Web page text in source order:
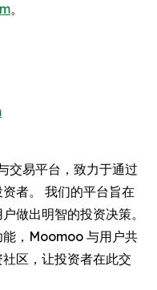
。
交易平台，致力于通过
者。 我们的平台旨在
做出明智的投资决策。
能，Moomoo 与用户共
区，让投资者在此交